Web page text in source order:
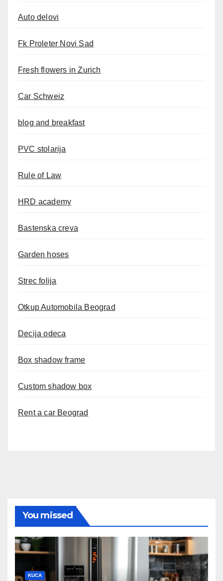
Auto delovi
Fk Proleter Novi Sad
Fresh flowers in Zurich
Car Schweiz
blog and breakfast
PVC stolarija
Rule of Law
HRD academy
Bastenska creva
Garden hoses
Strec folija
Otkup Automobila Beograd
Decija odeca
Box shadow frame
Custom shadow box
Rent a car Beograd
You missed
KUCA